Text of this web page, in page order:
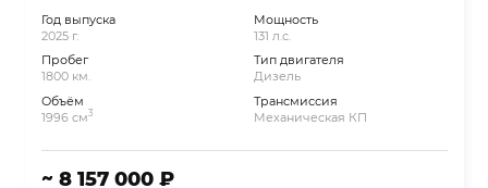
Год выпуска
2025 г.
Пробег
1800 км.
Объём
1996 см3
Мощность
131 л.с.
Тип двигателя
Дизель
Трансмиссия
Механическая КП
~ 8 157 000 ₽